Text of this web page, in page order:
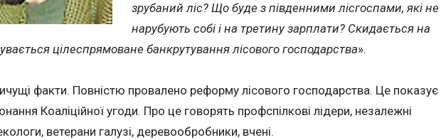
зрубаний ліс? Що буде з південними лісгоспами, які не
нарубують собі і на третину зарплати? Скидається на
цілеспрямоване банкрутування лісового господарства».
факти. Повністю провалено реформу лісового господарства. Це показує
Коаліційної угоди. Про це говорять профспілкові лідери, незалежні
ветерани галузі, деревообробники, вчені.